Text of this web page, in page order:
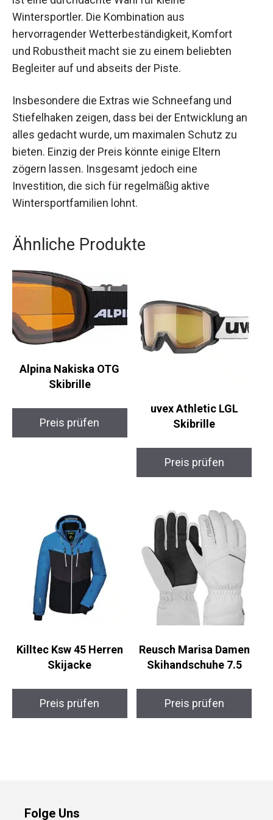
Wintersportler. Die Kombination aus
hervorragender Wetterbeständigkeit, Komfort
und Robustheit macht sie zu einem beliebten
Begleiter auf und abseits der Piste.
Insbesondere die Extras wie Schneefang und
Stiefelhaken zeigen, dass bei der Entwicklung an
alles gedacht wurde, um maximalen Schutz zu
bieten. Einzig der Preis könnte einige Eltern
zögern lassen. Insgesamt jedoch eine
Investition, die sich für regelmäßig aktive
Wintersportfamilien lohnt.
Ähnliche Produkte
Alpina Nakiska OTG
Skibrille
Preis prüfen
uvex Athletic LGL
Skibrille
Preis prüfen
Killtec Ksw 45 Herren
Skijacke
Preis prüfen
Reusch Marisa Damen
Skihandschuhe 7.5
Preis prüfen
Folge Uns